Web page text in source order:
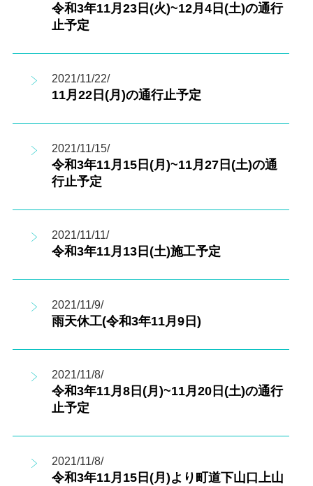
令和3年11月23日(火)~12月4日(土)の通行
止予定
2021/11/22/
11月22日(月)の通行止予定
2021/11/15/
令和3年11月15日(月)~11月27日(土)の通
行止予定
2021/11/11/
令和3年11月13日(土)施工予定
2021/11/9/
雨天休工(令和3年11月9日)
2021/11/8/
令和3年11月8日(月)~11月20日(土)の通行
止予定
2021/11/8/
令和3年11月15日(月)より町道下山口上山